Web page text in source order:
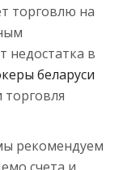
торговлю на
недостатка в
беларуси
рекомендуем